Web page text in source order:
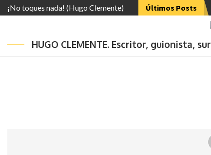
¡No toques nada! (Hugo Clemente) Últimos Posts
HUGO CLEMENTE. Escritor,